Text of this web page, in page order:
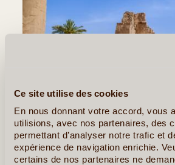
Ce site utilise des cookies
En nous donnant votre accord, vous
utilisions, avec nos partenaires, des
permettant d’analyser notre trafic et
expérience de navigation enrichie.
certains de nos partenaires ne